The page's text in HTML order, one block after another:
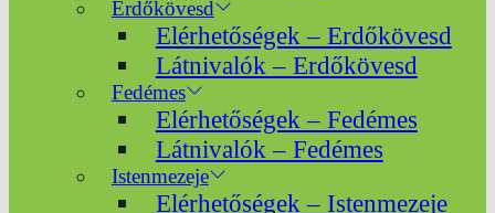
Erdőkövesd
Elérhetőségek – Erdőkövesd
Látnivalók – Erdőkövesd
Fedémes
Elérhetőségek – Fedémes
Látnivalók – Fedémes
Istenmezeje
Elérhetőségek – Istenmezeje